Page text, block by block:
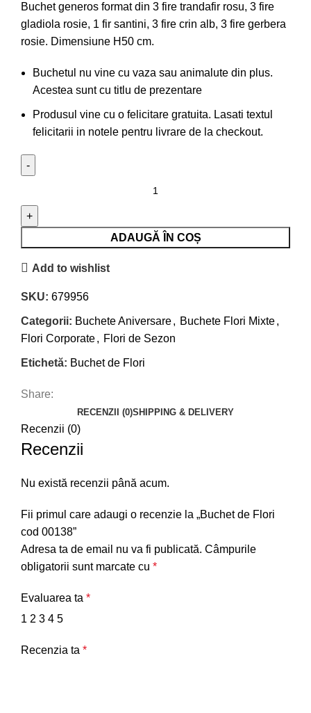
Buchet generos format din 3 fire trandafir rosu, 3 fire
gladiola rosie, 1 fir santini, 3 fire crin alb, 3 fire gerbera
rosie. Dimensiune H50 cm.
Buchetul nu vine cu vaza sau animalute din plus.
Acestea sunt cu titlu de prezentare
Produsul vine cu o felicitare gratuita. Lasati textul
felicitarii in notele pentru livrare de la checkout.
de
00138
ADAUGĂ ÎN COȘ
Add to wishlist
SKU: 679956
Categorii: Buchete Aniversare, Buchete Flori Mixte,
Flori Corporate, Flori de Sezon
Etichetă: Buchet de Flori
Share:
RECENZII (0)SHIPPING & DELIVERY
Recenzii (0)
Recenzii
Nu există recenzii până acum.
Fii primul care adaugi o recenzie la „Buchet de Flori
cod 00138”
Adresa ta de email nu va fi publicată. Câmpurile
obligatorii sunt marcate cu *
Evaluarea ta *
1 2 3 4 5
Recenzia ta *